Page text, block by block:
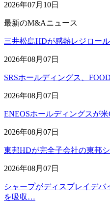
2026年07月10日
最新のM&Aニュース
三井松島HDが感熱レジロー
2026年08月07日
SRSホールディングス、
2026年08月07日
ENEOSホールディングスが
2026年08月07日
東邦HDが完全子会社の東邦
2026年08月07日
シャープがディスプレイデバ
を吸収…